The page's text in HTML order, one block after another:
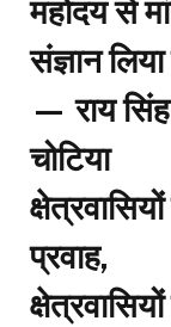
महोदय से
संज्ञान
— राय सिंह
चोटिया
प्रवाह,